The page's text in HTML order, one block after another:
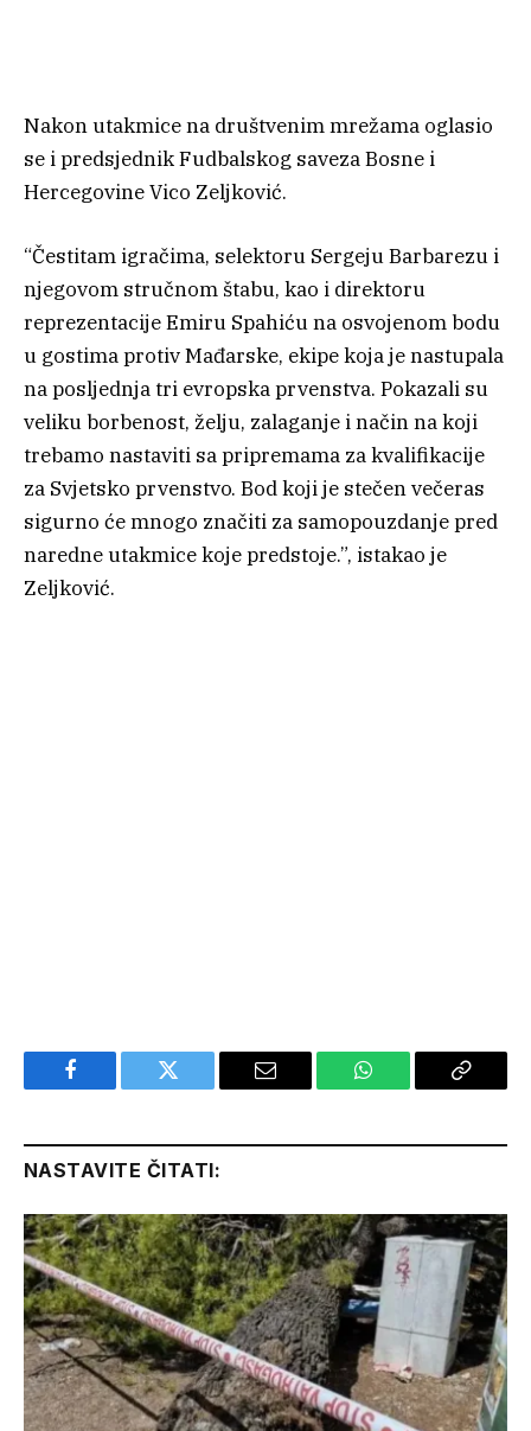
Nakon utakmice na društvenim mrežama oglasio
se i predsjednik Fudbalskog saveza Bosne i
Hercegovine Vico Zeljković.
“Čestitam igračima, selektoru Sergeju Barbarezu i
njegovom stručnom štabu, kao i direktoru
reprezentacije Emiru Spahiću na osvojenom bodu
u gostima protiv Mađarske, ekipe koja je nastupala
na posljednja tri evropska prvenstva. Pokazali su
veliku borbenost, želju, zalaganje i način na koji
trebamo nastaviti sa pripremama za kvalifikacije
za Svjetsko prvenstvo. Bod koji je stečen večeras
sigurno će mnogo značiti za samopouzdanje pred
naredne utakmice koje predstoje.”, istakao je
Zeljković.
Facebook Twitter Email WhatsApp Copy
NASTAVITE ČITATI: